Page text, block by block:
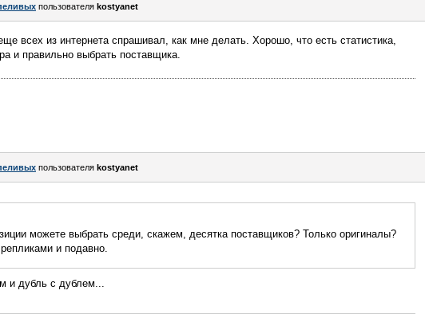
пользователя kostyanet
всех из интернета спрашивал, как мне делать. Хорошо, что есть статистика,
и правильно выбрать поставщика.
пользователя kostyanet
можете выбрать среди, скажем, десятка поставщиков? Только оригиналы?
и подавно.
и дубль с дублем...